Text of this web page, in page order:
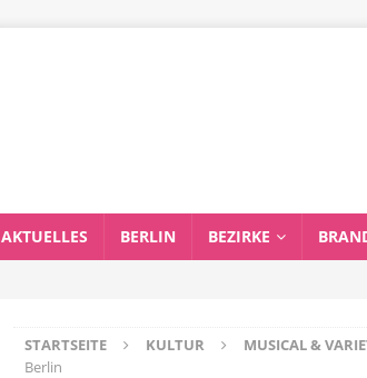
AKTUELLES BERLIN BEZIRKE
STARTSEITE KULTUR MUSICAL &
Berlin